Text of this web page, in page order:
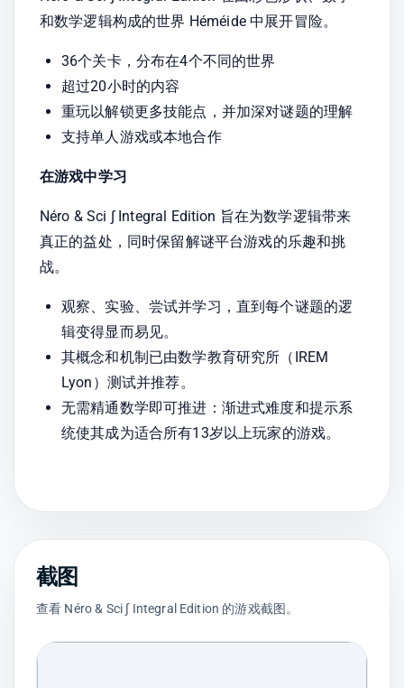
和数学逻辑构成的世界 Héméide 中展开冒险。
36个关卡，分布在4个不同的世界
超过20小时的内容
重玩以解锁更多技能点，并加深对谜题的理解
支持单人游戏或本地合作
在游戏中学习
Néro & Sci ∫ Integral Edition 旨在为数学逻辑带来
真正的益处，同时保留解谜平台游戏的乐趣和挑
战。
观察、实验、尝试并学习，直到每个谜题的逻
辑变得显而易见。
其概念和机制已由数学教育研究所（IREM
Lyon）测试并推荐。
无需精通数学即可推进：渐进式难度和提示系
统使其成为适合所有13岁以上玩家的游戏。
截图
查看 Néro & Sci ∫ Integral Edition 的游戏截图。